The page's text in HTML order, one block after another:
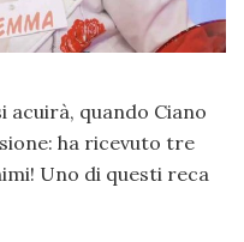
acuirà, quando Ciano
ha ricevuto tre
Uno di questi reca